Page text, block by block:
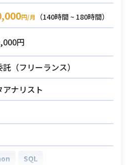
ング・クラスタリング）
最適化（処理データ量の最
ュールクエリの活用
Studio／Tablau等BIツー
用経験
ュボードの作成および最適
験
可視化のベストプラクティ
タやパラメータの活用経験
タ分析・CRM
データのセグメンテーション
円/月
（140時間 ~ 180時間）
円
（フリーランス）
アナリスト
SQL